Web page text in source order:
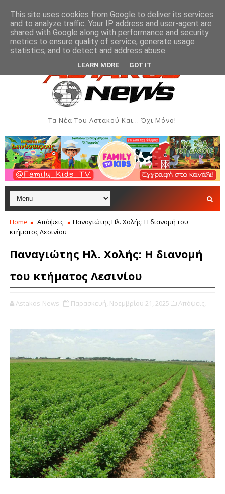
- Αύγουστος 2026 ΑΣΤΑΚΌΣ Όρθρος και Θεία Λειτουργία
Τα Νέα Του Αστακού Και... Όχι Μόνο!
Home Απόψεις
Παναγιώτης Ηλ. Χολής: Η διανομή του
κτήματος Λεσινίου
Παναγιώτης Ηλ. Χολής: Η διανομή
του κτήματος Λεσινίου
Astakos-News Παρασκευή, Νοεμβρίου 21, 2025 Απόψεις,
This site uses cookies from Google to deliver its services
and to analyze traffic. Your IP address and user-agent are
shared with Google along with performance and security
metrics to ensure quality of service, generate usage
statistics, and to detect and address abuse.
LEARN MORE GOT IT